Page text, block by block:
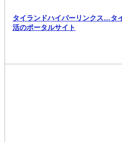
タイランドハイパーリンクス…タ
活のポータルサイト